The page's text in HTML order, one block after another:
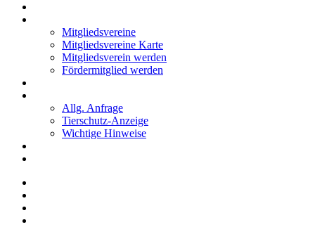
Mitgliedsvereine
Mitgliedsvereine Karte
Mitgliedsverein werden
Fördermitglied werden
Allg. Anfrage
Tierschutz-Anzeige
Wichtige Hinweise